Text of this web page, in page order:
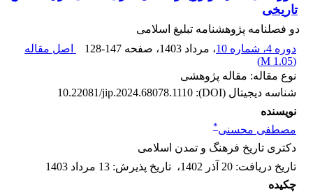
تاریخی
دو فصلنامه پژوهشنامه تبلیغ اسلامی
دوره 4، شماره 10
، مرداد 1403 ، صفحه 128-147
اصل مقاله
(
1.05 M
)
نوع مقاله: مقاله پژوهشی
شناسه دیجیتال (DOI):
10.22081/jip.2024.68078.1110
نویسنده
مصطفی محسنی*
دکتری تاریخ فرهنگ و تمدن اسلامی
تاریخ دریافت: 20 آذر 1402 ، تاریخ پذیرش: 13 مرداد 1403
چکیده